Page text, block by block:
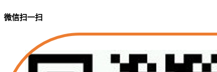
微信扫一扫